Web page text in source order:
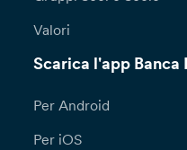
Valori
Scarica l'app Banca
Per Android
Per iOS